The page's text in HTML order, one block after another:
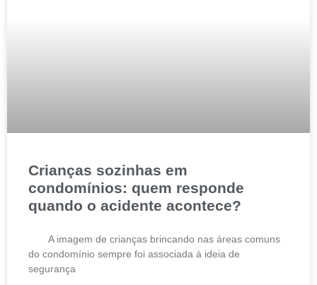
Crianças sozinhas em
condomínios: quem responde
quando o acidente acontece?
A imagem de crianças brincando nas áreas comuns
do condomínio sempre foi associada à ideia de
segurança